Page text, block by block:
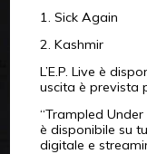
1. Sick Again
2. Kashmir
L’E.P. Live è
uscita è prevista
“Trampled Under
è disponibile su
digitale e